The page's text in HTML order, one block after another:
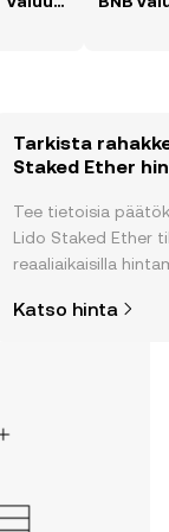
Tarkista
Staked Ether
Tee tietoisia
Lido Staked Ether
reaaliaikaisilla
monen muun
Katso hinta